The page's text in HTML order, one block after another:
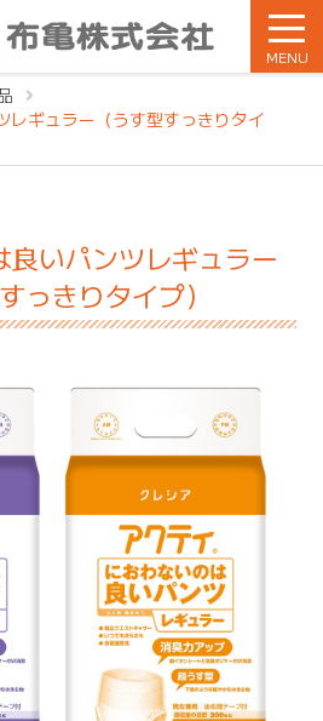
MENU
レギュラー（うす型すっきりタイ
良いパンツレギュラー
っきりタイプ）